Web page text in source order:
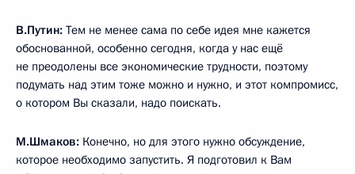
В.Путин: Тем не менее сама по себе идея мне кажется
обоснованной, особенно сегодня, когда у нас ещё
не преодолены все экономические трудности, поэтому
подумать над этим тоже можно и нужно, и этот компромисс,
о котором Вы сказали, надо поискать.
М.Шмаков: Конечно, но для этого нужно обсуждение,
которое необходимо запустить. Я подготовил к Вам